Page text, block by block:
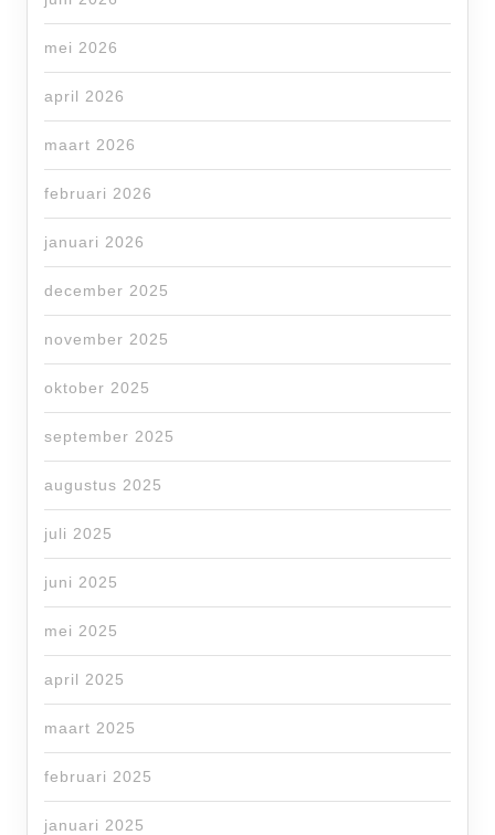
mei 2026
april 2026
maart 2026
februari 2026
januari 2026
december 2025
november 2025
oktober 2025
september 2025
augustus 2025
juli 2025
juni 2025
mei 2025
april 2025
maart 2025
februari 2025
januari 2025